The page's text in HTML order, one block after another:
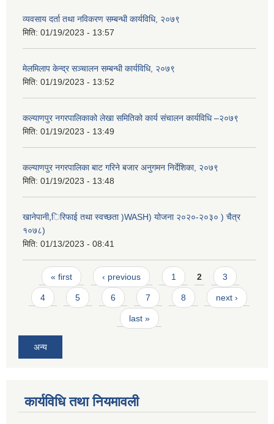
व्यवसाय दर्ता तथा नविकरण सम्बन्धी कार्यविधि, २०७९
मिति: 01/19/2023 - 13:57
मेलमिलाप केन्द्र सञ्चालन सम्बन्धी कार्यविधि, २०७९
मिति: 01/19/2023 - 13:52
कल्याणपुर नगरपालिकाको लेखा समितिको कार्य संचालन कार्यविधि –२०७९
मिति: 01/19/2023 - 13:49
कल्याणपुर नगरपालिका बाट गरिने बजार अनुगमन निर्देशिका, २०७९
मिति: 01/19/2023 - 13:48
खानेपानी,िरिफाई तथा स्वच्छता )WASH) योजना २०२०-२०३० ) चैत्र
१०७८)
मिति: 01/13/2023 - 08:41
Pages
« first ‹ previous 1 2 3
4 5 6 7 8 next ›
last »
अन्य
कार्यविधि तथा नियमावली